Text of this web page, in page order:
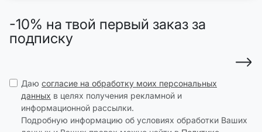
-10% на твой первый заказ за
подписку
Даю согласие на обработку моих персональных
данных в целях получения рекламной и
информационной рассылки.
Подробную информацию об условиях обработки Ваших